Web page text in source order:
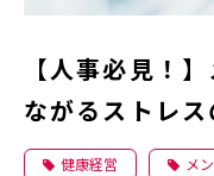
【人事必見！
ながるストレ
策法も解説
健康経営 メ